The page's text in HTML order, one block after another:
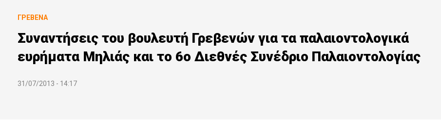
ΓΡΕΒΕΝΆ
Συναντήσεις του βουλευτή Γρεβενών για τα παλαιοντολογικά
ευρήματα Μηλιάς και το 6ο Διεθνές Συνέδριο Παλαιοντολογίας
31/07/2013 - 14:17